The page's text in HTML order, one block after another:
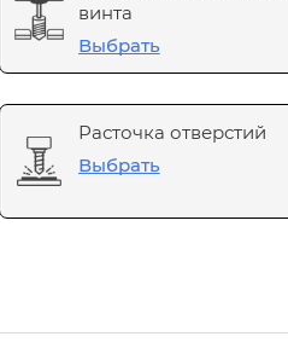
винта
Выбрать
Расточка отверстий
Выбрать